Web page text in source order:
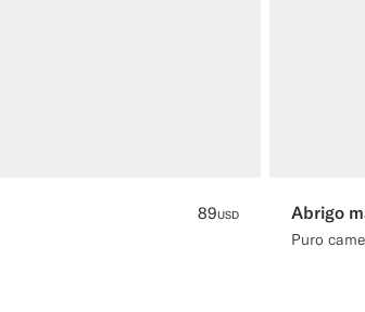
89USD Abrigo
Puro